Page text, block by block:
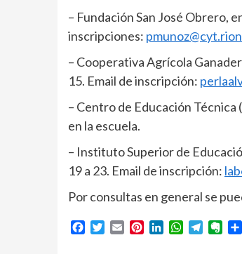
– Fundación San José Obrero,
inscripciones:
– Cooperativa Agrícola
15. Email de inscripción:
– Centro de Educación Técnica
en la escuela.
– Instituto Superior de
19 a 23. Email de inscripción:
Por consultas en general se
Facebook
Twitter
Email PinterestLinkedInWhatsApp
Telegram